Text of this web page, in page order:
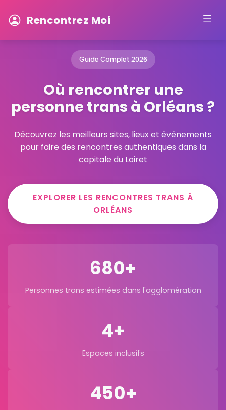
Rencontrez Moi
Guide Complet 2026
Où rencontrer une
personne trans à Orléans ?
Découvrez les meilleurs sites, lieux et événements
pour faire des rencontres authentiques dans la
capitale du Loiret
EXPLORER LES RENCONTRES TRANS À
ORLÉANS
680+
Personnes trans estimées dans l'agglomération
4+
Espaces inclusifs
450+